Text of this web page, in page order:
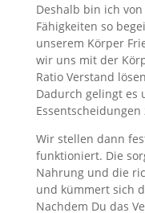
Deshalb bin ich
Fähigkeiten so
unserem Körper
wir uns mit der
Ratio Verstand
Dadurch gelingt es
Wir stellen dann
funktioniert. Die
Nahrung und die
und kümmert sich
Nachdem Du das